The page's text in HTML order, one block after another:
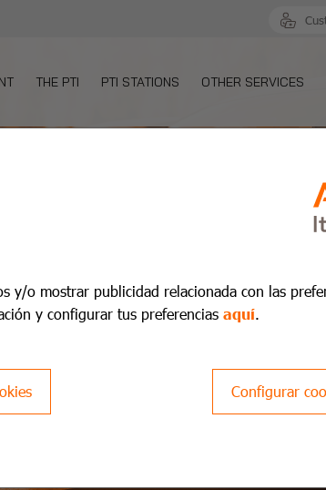
THE PTI PTI STATIONS OTHER SERVICES
y/o mostrar publicidad relacionada con las
y configurar tus preferencias aquí.
Configurar